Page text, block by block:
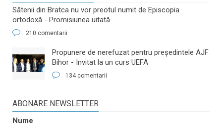
Sătenii din Bratca nu vor preotul numit de Episcopia
ortodoxă - Promisiunea uitată
210 comentarii
​Propunere de nerefuzat pentru preşedintele AJF
Bihor - Invitat la un curs UEFA
134 comentarii
ABONARE NEWSLETTER
Nume